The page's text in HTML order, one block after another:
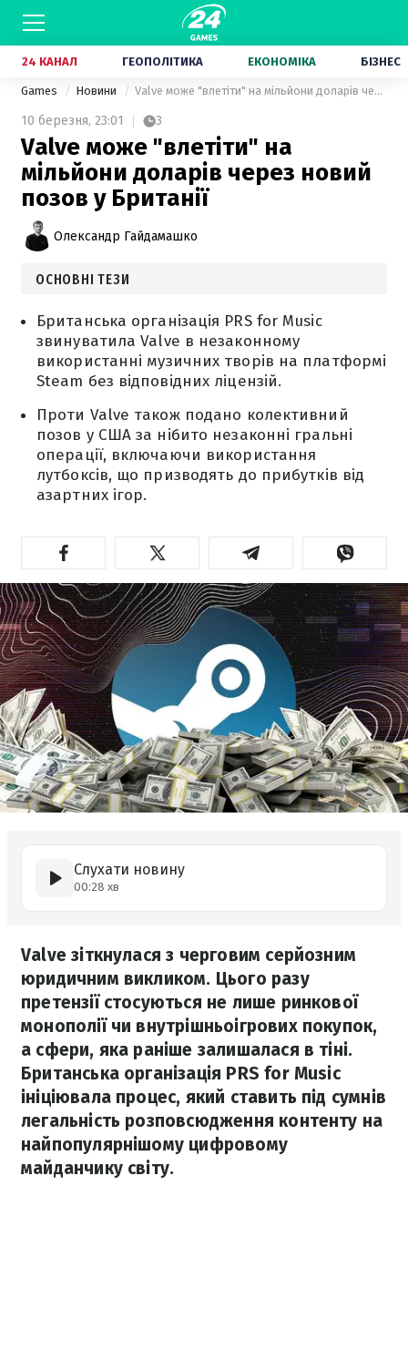
24 КАНАЛ ГЕОПОЛІТИКА ЕКОНОМІКА БІЗНЕС
Games Новини Valve може "влетіти" на мільйони доларів через новий позов у Британії
10 березня, 23:01 3
Valve може "влетіти" на
мільйони доларів через новий
позов у Британії
Олександр Гайдамашко
ОСНОВНІ ТЕЗИ
Британська організація PRS for Music
звинуватила Valve в незаконному
використанні музичних творів на платформі
Steam без відповідних ліцензій.
Проти Valve також подано колективний
позов у США за нібито незаконні гральні
операції, включаючи використання
лутбоксів, що призводять до прибутків від
азартних ігор.
Слухати новину
00:28 хв
Valve зіткнулася з черговим серйозним
юридичним викликом. Цього разу
претензії стосуються не лише ринкової
монополії чи внутрішньоігрових покупок,
а сфери, яка раніше залишалася в тіні.
Британська організація PRS for Music
ініціювала процес, який ставить під сумнів
легальність розповсюдження контенту на
найпопулярнішому цифровому
майданчику світу.